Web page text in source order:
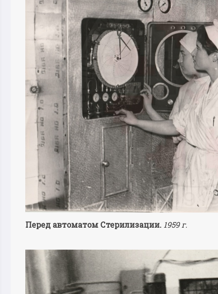
Перед автоматом Стерилизации. 1959 г.